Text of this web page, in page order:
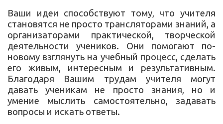
Ваши идеи способствуют тому, что учителя
становятся не просто трансляторами знаний, а
организаторами практической, творческой
деятельности учеников. Они помогают по-
новому взглянуть на учебный процесс, сделать
его живым, интересным и результативным.
Благодаря Вашим трудам учителя могут
давать ученикам не просто знания, но и
умение мыслить самостоятельно, задавать
вопросы и искать ответы.